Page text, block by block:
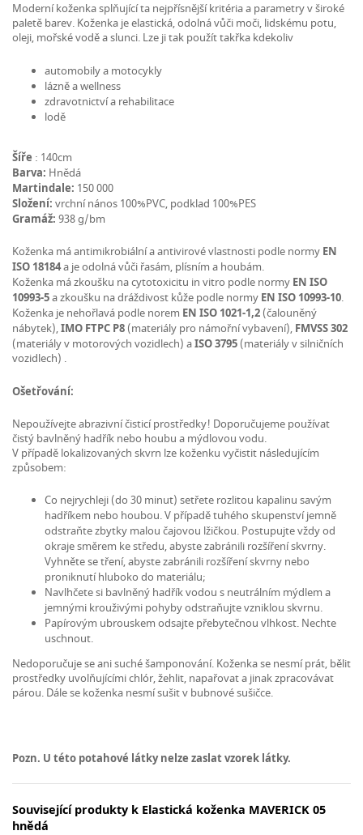
Moderní koženka splňující ta nejpřísnější kritéria a parametry v široké
paletě barev. Koženka je elastická, odolná vůči moči, lidskému potu,
oleji, mořské vodě a slunci. Lze ji tak použít takřka kdekoliv
automobily a motocykly
lázně a wellness
zdravotnictví a rehabilitace
lodě
Šíře : 140cm
Barva: Hnědá
Martindale: 150 000
Složení: vrchní nános 100%PVC, podklad 100%PES
Gramáž: 938 g/bm
Koženka má antimikrobiální a antivirové vlastnosti podle normy EN
ISO 18184a je odolná vůči řasám, plísním a houbám.
Koženka má zkoušku na cytotoxicitu in vitro podle normy EN ISO
10993-5a zkoušku na dráždivost kůže podle normy EN ISO 10993-10.
Koženka je nehořlavá podle norem EN ISO 1021-1,2 (čalouněný
nábytek),IMO FTPC P8 (materiály pro námořní vybavení), FMVSS 302
(materiály v motorových vozidlech) aISO 3795 (materiály v silničních
vozidlech) .
Ošetřování:
Nepoužívejte abrazivní čisticí prostředky! Doporučujeme používat
čistý bavlněný hadřík nebo houbu a mýdlovou vodu.
V případě lokalizovaných skvrn lze koženku vyčistit následujícím
způsobem:
Co nejrychleji (do 30 minut) setřete rozlitou kapalinu savým
hadříkem nebo houbou. V případě tuhého skupenství jemně
odstraňte zbytky malou čajovou lžičkou. Postupujte vždy od
okraje směrem ke středu, abyste zabránili rozšíření skvrny.
Vyhněte se tření, abyste zabránili rozšíření skvrny nebo
proniknutí hluboko do materiálu;
Navlhčete si bavlněný hadřík vodou s neutrálním mýdlem a
jemnými krouživými pohyby odstraňujte vzniklou skvrnu.
Papírovým ubrouskem odsajte přebytečnou vlhkost. Nechte
uschnout.
Nedoporučuje se ani suché šamponování. Koženka se nesmí prát, bělit
prostředky uvolňujícími chlór, žehlit, napařovat a jinak zpracovávat
párou. Dále se koženka nesmí sušit v bubnové sušičce.
Pozn. U této potahové látky nelze zaslat vzorek látky.
Související produkty k Elastická koženka MAVERICK 05
hnědá